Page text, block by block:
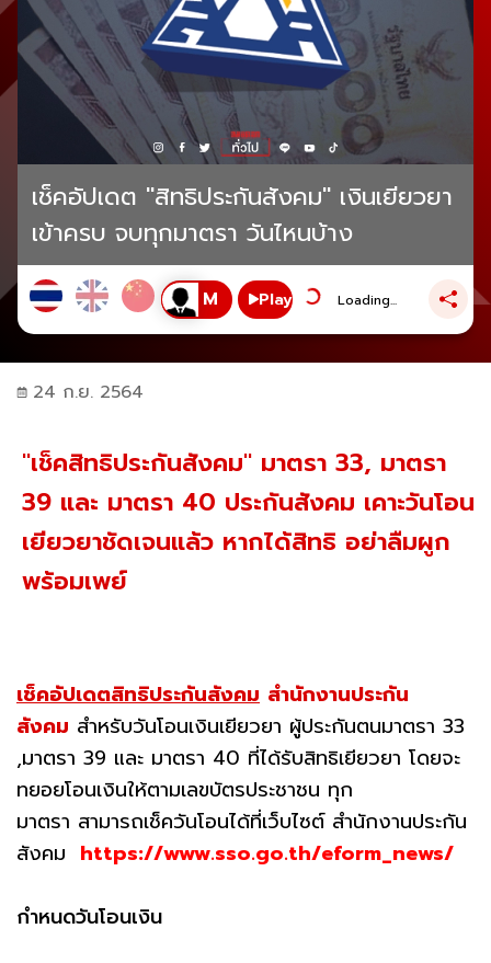
เช็คอัปเดต "สิทธิประกันสังคม" เงินเยียวยา
เข้าครบ จบทุกมาตรา วันไหนบ้าง
Play Loading...
24 ก.ย. 2564
"เช็คสิทธิประกันสังคม" มาตรา 33, มาตรา
39 และ มาตรา 40 ประกันสังคม เคาะวันโอน
เยียวยาชัดเจนแล้ว หากได้สิทธิ อย่าลืมผูก
พร้อมเพย์
เช็คอัปเดตสิทธิประกันสังคม สำนักงานประกัน
สังคม สำหรับวันโอนเงินเยียวยา ผู้ประกันตนมาตรา 33
,มาตรา 39 และ มาตรา 40 ที่ได้รับสิทธิเยียวยา โดยจะ
ทยอยโอนเงินให้ตามเลขบัตรประชาชน ทุก
มาตรา สามารถเช็ควันโอนได้ที่เว็บไซต์ สำนักงานประกัน
สังคม https://www.sso.go.th/eform_news/
กำหนดวันโอนเงิน